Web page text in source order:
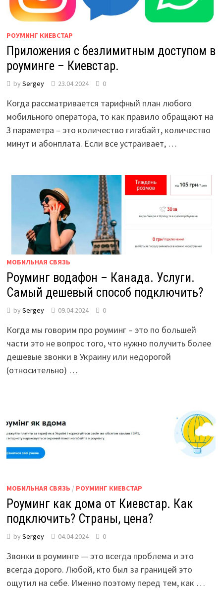
РОУМИНГ КИЕВСТАР
Приложения с безлимитным доступом в
роуминге – Киевстар.
by Sergey 23.04.2024 0
Когда рассматривается тарифный план любого
мобильного оператора, то как правило обращают на
3 параметра – это количество гигабайт, количество
минут и абонплата. Если все устраивает, …
МОБИЛЬНАЯ СВЯЗЬ
Роуминг водафон – Канада. Услуги.
Самый дешевый способ подключить?
by Sergey 09.04.2024 0
Когда мы говорим про роуминг – это по большей
части это не вопрос того, что нужно получить более
дешевые звонки в Украину или недорогой
(относительно) …
МОБИЛЬНАЯ СВЯЗЬ / РОУМИНГ КИЕВСТАР
Роуминг как дома от Киевстар. Как
подключить? Страны, цена?
by Sergey 04.04.2024 0
Звонки в роуминге — это всегда проблема и это
всегда дорого. Любой, кто был за границей это
ощутил на себе. Именно поэтому перед тем, как …